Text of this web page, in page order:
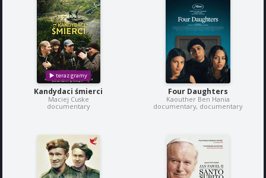
Kandydaci śmierci
Maciej Cuske
documentary
Four Daughters
Kaouther Ben Hania
documentary, documentary